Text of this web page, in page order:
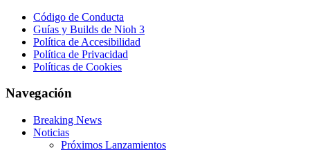
Código de Conducta
Guías y Builds de Nioh 3
Política de Accesibilidad
Política de Privacidad
Políticas de Cookies
Navegación
Breaking News
Noticias
Próximos Lanzamientos